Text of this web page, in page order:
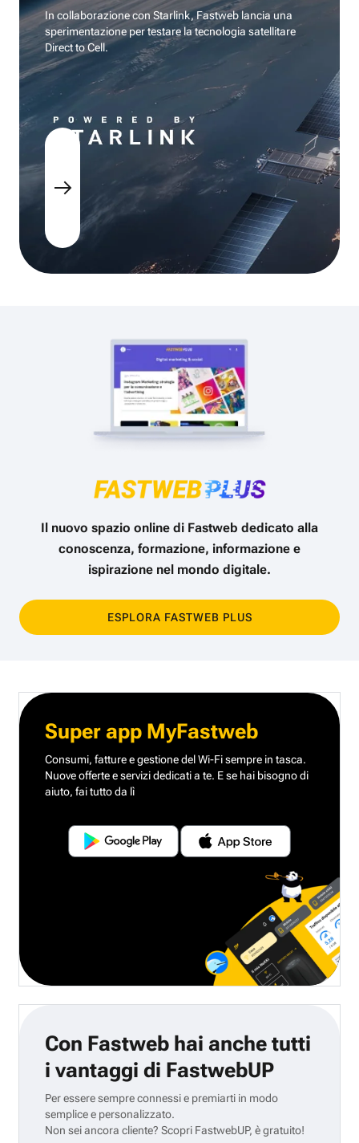
In collaborazione con Starlink, Fastweb lancia una
sperimentazione per testare la tecnologia satellitare
Direct to Cell.
Il nuovo spazio online di Fastweb dedicato alla
conoscenza, formazione, informazione e
ispirazione nel mondo digitale.
ESPLORA FASTWEB PLUS
Super app MyFastweb
Consumi, fatture e gestione del Wi-Fi sempre in tasca.
Nuove offerte e servizi dedicati a te. E se hai bisogno di
aiuto, fai tutto da lì
Con Fastweb hai anche tutti
i vantaggi di FastwebUP
Per essere sempre connessi e premiarti in modo
semplice e personalizzato.
Non sei ancora cliente? Scopri FastwebUP, è gratuito!